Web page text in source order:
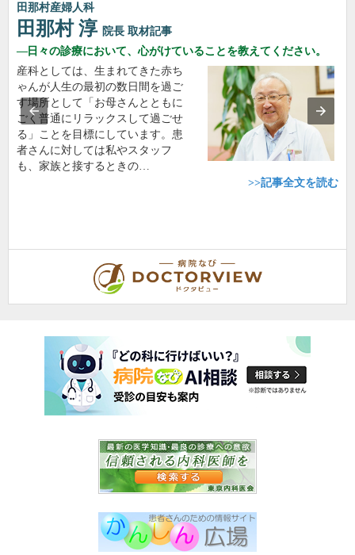
田那村産婦人科
田那村 淳 院長 取材記事
日々の診療において、心がけていることを教えてください。
産科としては、生まれてきた赤ち
ゃんが人生の最初の数日間を過ご
す場所として「お母さんとともに
ごく普通にリラックスして過ごせ
る」ことを目標にしています。患
者さんに対しては私やスタッフ
も、家族と接するときの…
>>記事全文を読む